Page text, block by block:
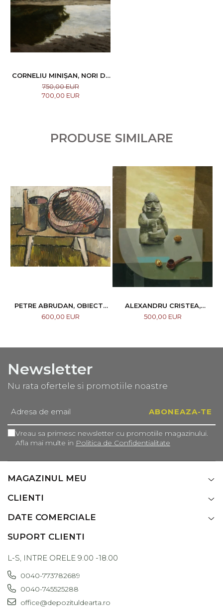
CORNELIU MINIȘAN, NORI DE
TOAMNĂ, 1911
750,00 EUR
700,00 EUR
PRODUSE SIMILARE
PETRE ABRUDAN, OBIECTE
CASNICE, 1967
600,00 EUR
ALEXANDRU CRISTEA,
COMPOZIȚIE
500,00 EUR
Newsletter
Nu rata ofertele si promotiile noastre
Vreau sa primesc newsletter cu promotiile magazinului.
Afla mai multe in Politica de Confidentialitate
MAGAZINUL MEU
CLIENTI
DATE COMERCIALE
SUPORT CLIENTI
L-S, INTRE ORELE 9.00 -18.00
0040-773782689
0040-745525288
office@depozituldearta.ro